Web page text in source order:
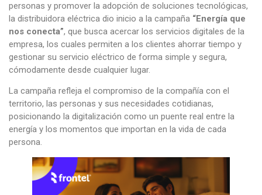
personas y promover la adopción de soluciones tecnológicas,
la distribuidora eléctrica dio inicio a la campaña “Energía que
nos conecta”, que busca acercar los servicios digitales de la
empresa, los cuales permiten a los clientes ahorrar tiempo y
gestionar su servicio eléctrico de forma simple y segura,
cómodamente desde cualquier lugar.
La campaña refleja el compromiso de la compañía con el
territorio, las personas y sus necesidades cotidianas,
posicionando la digitalización como un puente real entre la
energía y los momentos que importan en la vida de cada
persona.